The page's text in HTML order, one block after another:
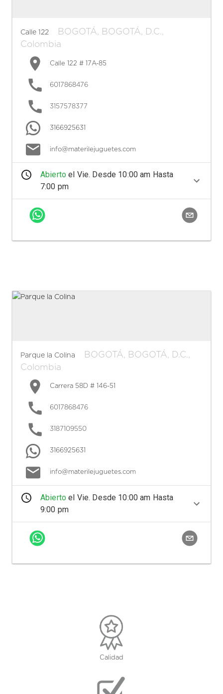
Calle 122 BOGOTÁ, BOGOTÁ, D.C.,
Colombia
Calle 122 # 17A-85
6017868476
3157578377
3166925631
info@materilejuguetes.com
Abierto el Vie. Desde 10:00 am Hasta
7:00 pm
Parque la Colina BOGOTÁ, BOGOTÁ, D.C.,
Colombia
Carrera 58D # 146-51
6017868476
3187109550
3166925631
info@materilejuguetes.com
Abierto el Vie. Desde 10:00 am Hasta
9:00 pm
Calidad